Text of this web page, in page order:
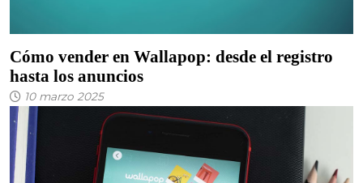
Cómo vender en Wallapop: desde el registro
hasta los anuncios
10 marzo 2025